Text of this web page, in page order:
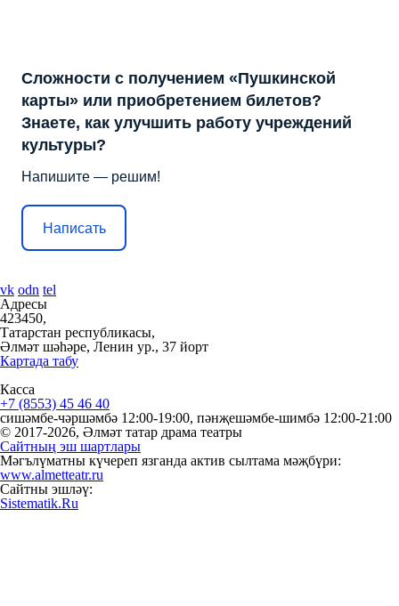
Сложности с получением «Пушкинской
карты» или приобретением билетов?
Знаете, как улучшить работу учреждений
культуры?
Напишите — решим!
Написать
vk odn tel
Адресы
423450,
Татарстан республикасы,
Әлмәт шәһәре, Ленин ур., 37 йорт
Картада табу
Касса
+7 (8553) 45 46 40
сишәмбе-чәршәмбә 12:00-19:00, пәнҗешәмбе-шимбә 12:00-21:00
© 2017-2026, Әлмәт татар драма театры
Сайтның эш шартлары
Мәгълүматны күчереп язганда актив сылтама мәҗбүри:
www.almetteatr.ru
Сайтны эшләү:
Sistematik.Ru